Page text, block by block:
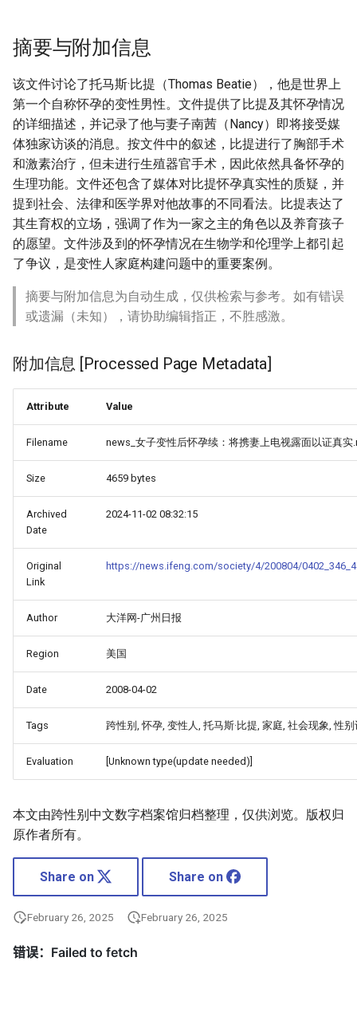
摘要与附加信息
该文件讨论了托马斯·比提（Thomas Beatie），他是世界上
第一个自称怀孕的变性男性。文件提供了比提及其怀孕情况
的详细描述，并记录了他与妻子南茜（Nancy）即将接受媒
体独家访谈的消息。按文件中的叙述，比提进行了胸部手术
和激素治疗，但未进行生殖器官手术，因此依然具备怀孕的
生理功能。文件还包含了媒体对比提怀孕真实性的质疑，并
提到社会、法律和医学界对他故事的不同看法。比提表达了
其生育权的立场，强调了作为一家之主的角色以及养育孩子
的愿望。文件涉及到的怀孕情况在生物学和伦理学上都引起
了争议，是变性人家庭构建问题中的重要案例。
摘要与附加信息为自动生成，仅供检索与参考。如有错误
或遗漏（未知），请协助编辑指正，不胜感激。
附加信息 [Processed Page Metadata]
Attribute Value
Filename news_女子变性后怀孕续：将携妻上电视露面以证真实
Size 4659 bytes
Archived
Date
2024-11-02 08:32:15
Original
Link
https://news.ifeng.com/society/4/200804/
Author 大洋网-广州日报
Region 美国
Date 2008-04-02
Tags 跨性别, 怀孕, 变性人, 托马斯·比提, 家庭, 社会现象, 性
Evaluation [Unknown type(update needed)]
本文由跨性别中文数字档案馆归档整理，仅供浏览。版权归
原作者所有。
Share on Share on
February 26, 2025 February 26, 2025